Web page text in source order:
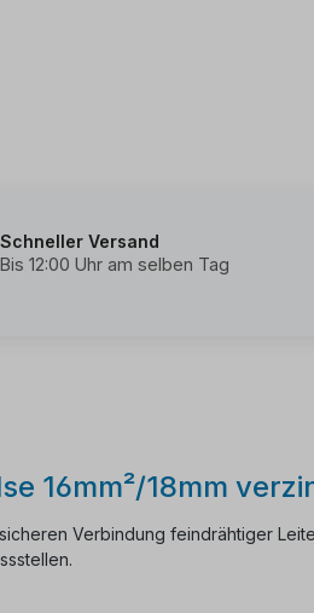
Schneller Versand
Bis 12:00 Uhr am selben Tag
16mm²/18mm
Verbindung feindrähtiger